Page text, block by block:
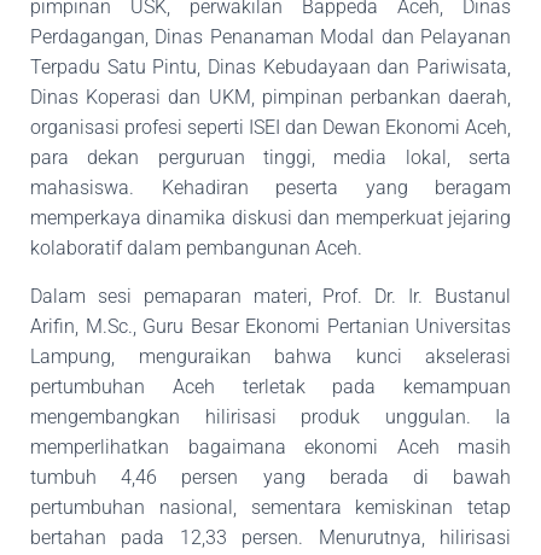
pimpinan USK, perwakilan Bappeda Aceh, Dinas
Perdagangan, Dinas Penanaman Modal dan Pelayanan
Terpadu Satu Pintu, Dinas Kebudayaan dan Pariwisata,
Dinas Koperasi dan UKM, pimpinan perbankan daerah,
organisasi profesi seperti ISEI dan Dewan Ekonomi Aceh,
para dekan perguruan tinggi, media lokal, serta
mahasiswa. Kehadiran peserta yang beragam
memperkaya dinamika diskusi dan memperkuat jejaring
kolaboratif dalam pembangunan Aceh.
Dalam sesi pemaparan materi, Prof. Dr. Ir. Bustanul
Arifin, M.Sc., Guru Besar Ekonomi Pertanian Universitas
Lampung, menguraikan bahwa kunci akselerasi
pertumbuhan Aceh
terletak pada kemampuan
mengembangkan hilirisasi produk unggulan. Ia
memperlihatkan
bagaimana ekonomi Aceh masih
tumbuh 4,46 persen yang berada di bawah
pertumbuhan
nasional, sementara kemiskinan tetap
bertahan pada 12,33 persen. Menurutnya, hilirisasi